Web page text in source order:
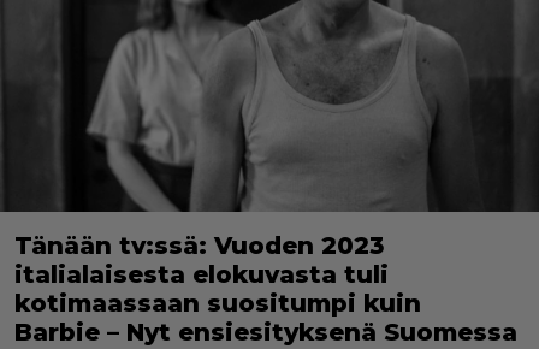
Tänään tv:ssä: Vuoden 2023
italialaisesta elokuvasta tuli
kotimaassaan suositumpi kuin
Barbie – Nyt ensiesityksenä Suomessa